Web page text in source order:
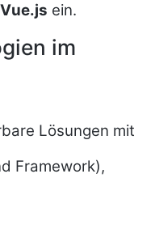
Vue.js ein.
im
Lösungen mit
Framework),